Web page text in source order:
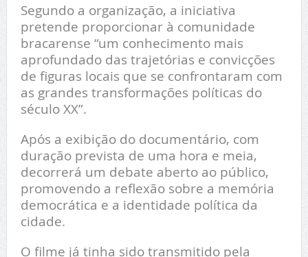
Segundo a organização, a iniciativa
pretende proporcionar à comunidade
bracarense “um conhecimento mais
aprofundado das trajetórias e convicções
de figuras locais que se confrontaram com
as grandes transformações políticas do
século XX”.
Após a exibição do documentário, com
duração prevista de uma hora e meia,
decorrerá um debate aberto ao público,
promovendo a reflexão sobre a memória
democrática e a identidade política da
cidade.
O filme já tinha sido transmitido pela